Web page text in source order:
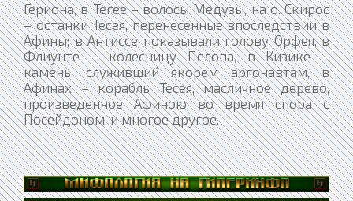
Гериона, в Тегее – волосы Медузы, на о. Скирос
– останки Тесея, перенесенные впоследствии в
Афины; в Антиссе показывали голову Орфея, в
Флиунте – колесницу Пелопа, в Кизике –
камень, служивший якорем аргонавтам, в
Афинах – корабль Тесея, масличное дерево,
произведенное Афиною во время спора с
Посейдоном, и многое другое.